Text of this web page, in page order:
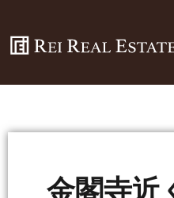
金閣寺近